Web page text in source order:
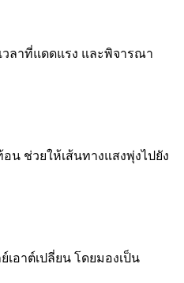
ลาที่แดดแรง และพิจารณา
น ช่วยให้เส้นทางแสงพุ่งไปยัง
อาต์เปลี่ยน โดยมองเป็น